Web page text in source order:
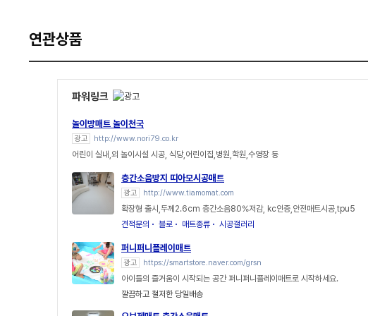
연관상품
파워링크
놀이방매트 놀이천국
광고 http://www.nori79.co.kr
어린이 실내,외 놀이시설 시공, 식당,어린이집,병원,학원,수영장 등
층간소음방지 띠아모시공매트
광고 http://www.tiamomat.com
확장형 출시,두께2.6cm 층간소음80%저감, kc인증,안전매트시공,tpu5
견적문의
블로 매트종류 시공갤러리
퍼니퍼니플레이매트
광고 https://smartstore.naver.com/grsn
아이들의 즐거움이 시작되는 공간 퍼니퍼니플레이매트로 시작하세요.
깔끔하고 철저한 당일배송